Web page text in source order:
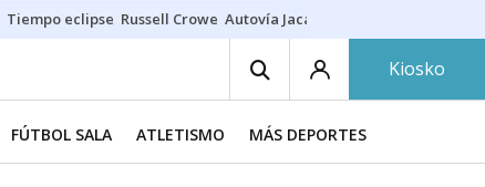
Tiempo eclipse Russell Crowe Autovía Jaca
Kiosko
FÚTBOL SALA ATLETISMO MÁS DEPORTES